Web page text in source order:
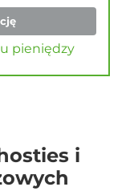
pieniędzy
i